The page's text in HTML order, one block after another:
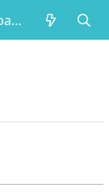
Регистрация